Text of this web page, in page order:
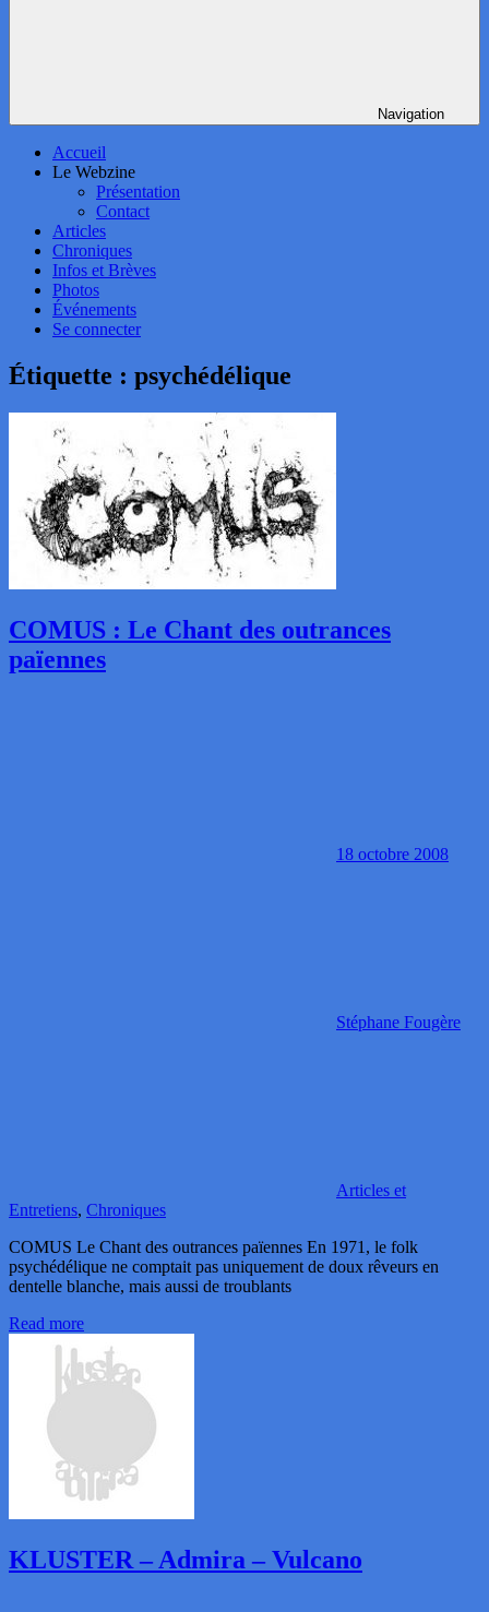
Navigation
Accueil
Le Webzine
Présentation
Contact
Articles
Chroniques
Infos et Brèves
Photos
Événements
Se connecter
Étiquette : psychédélique
COMUS : Le Chant des outrances
païennes
18 octobre 2008
Stéphane Fougère
Articles et
Entretiens, Chroniques
COMUS Le Chant des outrances païennes En 1971, le folk
psychédélique ne comptait pas uniquement de doux rêveurs en
dentelle blanche, mais aussi de troublants
Read more
KLUSTER – Admira – Vulcano